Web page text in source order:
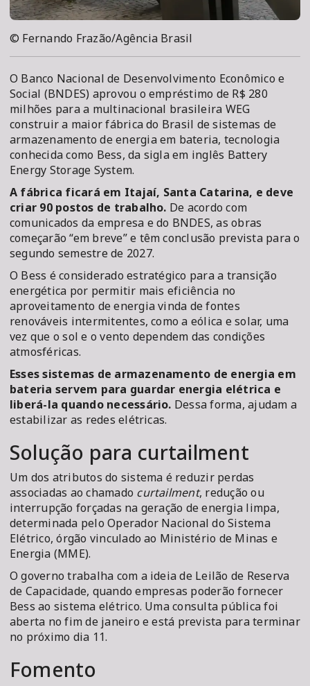
© Fernando Frazão/Agência Brasil
O Banco Nacional de Desenvolvimento Econômico e
Social (BNDES) aprovou o empréstimo de R$ 280
milhões para a multinacional brasileira WEG
construir a maior fábrica do Brasil de sistemas de
armazenamento de energia em bateria, tecnologia
conhecida como Bess, da sigla em inglês Battery
Energy Storage System.
A fábrica ficará em Itajaí, Santa Catarina, e deve
criar 90 postos de trabalho. De acordo com
comunicados da empresa e do BNDES, as obras
começarão “em breve” e têm conclusão prevista para o
segundo semestre de 2027.
O Bess é considerado estratégico para a transição
energética por permitir mais eficiência no
aproveitamento de energia vinda de fontes
renováveis intermitentes, como a eólica e solar, uma
vez que o sol e o vento dependem das condições
atmosféricas.
Esses sistemas de armazenamento de energia em
bateria servem para guardar energia elétrica e
liberá-la quando necessário. Dessa forma, ajudam a
estabilizar as redes elétricas.
Solução para curtailment
Um dos atributos do sistema é reduzir perdas
associadas ao chamado curtailment, redução ou
interrupção forçadas na geração de energia limpa,
determinada pelo Operador Nacional do Sistema
Elétrico, órgão vinculado ao Ministério de Minas e
Energia (MME).
O governo trabalha com a ideia de Leilão de Reserva
de Capacidade, quando empresas poderão fornecer
Bess ao sistema elétrico. Uma consulta pública foi
aberta no fim de janeiro e está prevista para terminar
no próximo dia 11.
Fomento